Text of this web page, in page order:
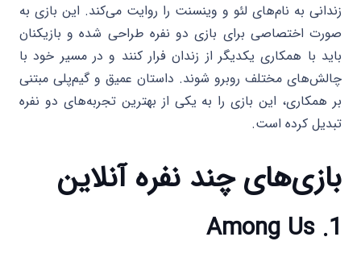
زندانی به نام‌های لئو و وینسنت را روایت می‌کند. این بازی به
صورت اختصاصی برای بازی دو نفره طراحی شده و بازیکنان
باید با همکاری یکدیگر از زندان فرار کنند و در مسیر خود با
چالش‌های مختلف روبرو شوند. داستان عمیق و گیم‌پلی مبتنی
بر همکاری، این بازی را به یکی از بهترین تجربه‌های دو نفره
تبدیل کرده است.
بازی‌های چند نفره آنلاین
1.
Among Us